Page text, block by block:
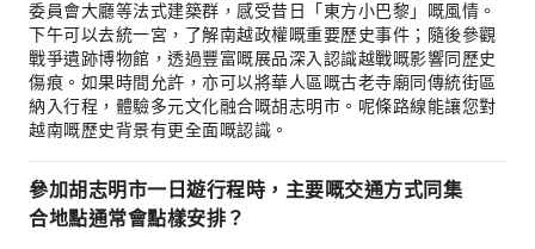
委員會大廳等法式建築群，感受昔日「東方小巴黎」嘅風情。
下午可以去統一宮，了解南越政權嘅重要歷史事件；隨後參觀
戰爭遺跡博物館，透過豐富嘅展品深入認識越戰嘅影響同歷史
傷痕。如果時間允許，亦可以將華人區嘅古老寺廟同傳統街區
納入行程，體驗多元文化融合嘅胡志明市。呢條路線能讓您對
越南嘅歷史背景有更全面嘅認識。
參加胡志明市一日遊行程時，主要嘅交通方式同集
合地點通常會點樣安排？